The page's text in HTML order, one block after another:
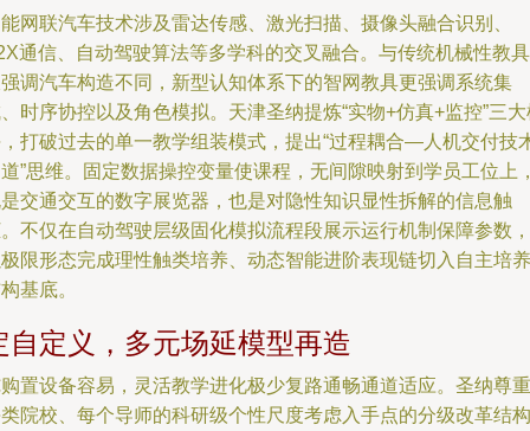
网联汽车技术涉及雷达传感、激光扫描、摄像头融合识别、
通信、自动驾驶算法等多学科的交叉融合。与传统机械性教具
调汽车构造不同，新型认知体系下的智网教具更强调系统集
时序协控以及角色模拟。天津圣纳提炼“实物+仿真+监控”三
打破过去的单一教学组装模式，提出“过程耦合—人机交付技
”思维。固定数据操控变量使课程，无间隙映射到学员工位上
交通交互的数字展览器，也是对隐性知识显性拆解的信息触
不仅在自动驾驶层级固化模拟流程段展示运行机制保障参数，
限形态完成理性触类培养、动态智能进阶表现链切入自主培养
基底。
自定义，多元场延模型再造
置设备容易，灵活教学进化极少复路通畅通道适应。圣纳尊重
院校、每个导师的科研级个性尺度考虑入手点的分级改革结构